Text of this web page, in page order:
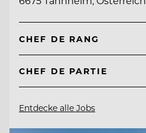
CHEF DE RANG
CHEF DE PARTIE
Entdecke alle Jobs